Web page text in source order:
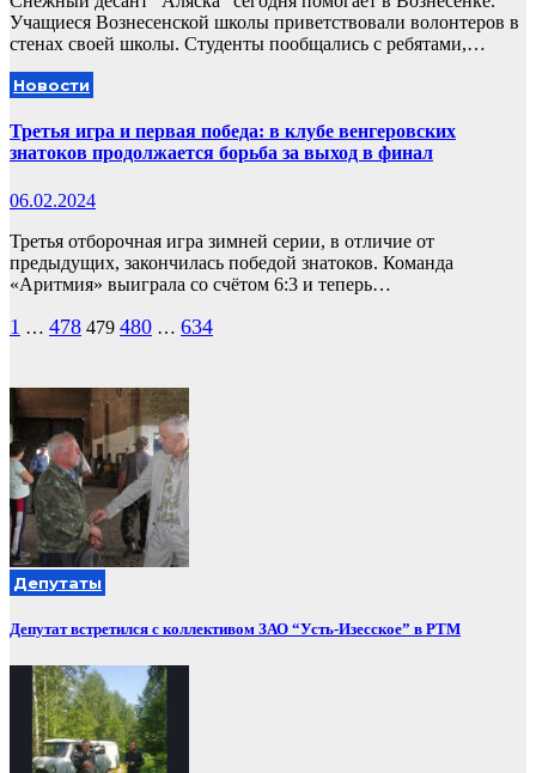
Учащиеся Вознесенской школы приветствовали волонтеров в
стенах своей школы. Студенты пообщались с ребятами,…
Новости
Третья игра и первая победа: в клубе венгеровских
знатоков продолжается борьба за выход в финал
06.02.2024
Третья отборочная игра зимней серии, в отличие от
предыдущих, закончилась победой знатоков. Команда
«Аритмия» выиграла со счётом 6:3 и теперь…
Пагинация
1 … 478 479 480 … 634
Депутаты
Депутат встретился с коллективом ЗАО “Усть-Изесское” в РТМ